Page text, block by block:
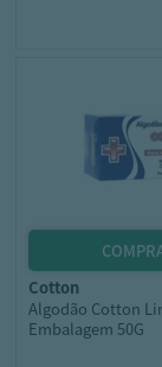
cotton
Algodão Cotton
Embalagem 50G